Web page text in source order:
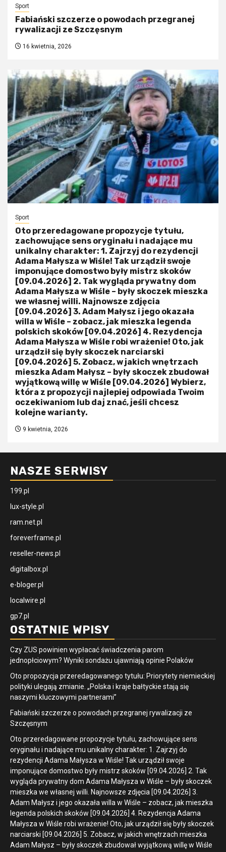
Sport
Fabiański szczerze o powodach przegranej
rywalizacji ze Szczęsnym
16 kwietnia, 2026
Sport
Oto przeredagowane propozycje tytułu,
zachowujące sens oryginału i nadające mu
unikalny charakter: 1. Zajrzyj do rezydencji
Adama Małysza w Wiśle! Tak urządził swoje
imponujące domostwo były mistrz skoków
[09.04.2026] 2. Tak wygląda prywatny dom
Adama Małysza w Wiśle – były skoczek mieszka
we własnej willi. Najnowsze zdjęcia
[09.04.2026] 3. Adam Małysz i jego okazała
willa w Wiśle – zobacz, jak mieszka legenda
polskich skoków [09.04.2026] 4. Rezydencja
Adama Małysza w Wiśle robi wrażenie! Oto, jak
urządził się były skoczek narciarski
[09.04.2026] 5. Zobacz, w jakich wnętrzach
mieszka Adam Małysz – były skoczek zbudował
wyjątkową willę w Wiśle [09.04.2026] Wybierz,
która z propozycji najlepiej odpowiada Twoim
oczekiwaniom lub daj znać, jeśli chcesz
kolejne warianty.
9 kwietnia, 2026
NASZE SERWISY
199.pl
lux-style.pl
ram.net.pl
foreverframe.pl
reseller-news.pl
digitalbox.pl
e-bloger.pl
localwire.pl
gp7.pl
OSTATNIE WPISY
Czy ZUS powinien wypłacać świadczenia parom
jednopłciowym? Wyniki sondażu ujawniają opinie Polaków
Oto propozycja przeredagowanego tytułu: Priorytety niemieckiej
polityki ulegają zmianie. „Polska i kraje bałtyckie stają się
naszymi kluczowymi partnerami”
Fabiański szczerze o powodach przegranej rywalizacji ze
Szczęsnym
Oto przeredagowane propozycje tytułu, zachowujące sens
oryginału i nadające mu unikalny charakter: 1. Zajrzyj do
rezydencji Adama Małysza w Wiśle! Tak urządził swoje
imponujące domostwo były mistrz skoków [09.04.2026] 2. Tak
wygląda prywatny dom Adama Małysza w Wiśle – były skoczek
mieszka we własnej willi. Najnowsze zdjęcia [09.04.2026] 3.
Adam Małysz i jego okazała willa w Wiśle – zobacz, jak mieszka
legenda polskich skoków [09.04.2026] 4. Rezydencja Adama
Małysza w Wiśle robi wrażenie! Oto, jak urządził się były skoczek
narciarski [09.04.2026] 5. Zobacz, w jakich wnętrzach mieszka
Adam Małysz – były skoczek zbudował wyjątkową willę w Wiśle